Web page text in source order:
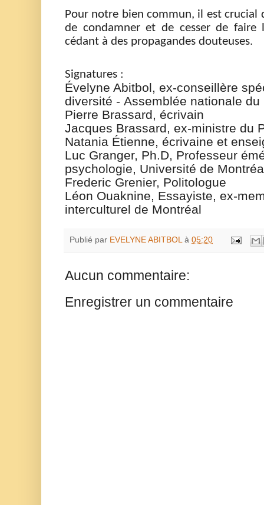
Pour notre bien commun, il est crucial
de condamneret de cesser de faire
cédant à des propagandes douteuses.
Signatures :
Évelyne Abitbol, ex-conseillère
diversité - Assemblée nationale du
Pierre Brassard, écrivain
Jacques Brassard, ex-ministre du
Natania Étienne, écrivaine et
Luc Granger, Ph.D, Professeur
psychologie, Université de
Frederic Grenier, Politologue
Léon Ouaknine, Essayiste, ex-
interculturel de Montréal
Publié par EVELYNE ABITBOL à 05:20
Aucun commentaire:
Enregistrer un commentaire